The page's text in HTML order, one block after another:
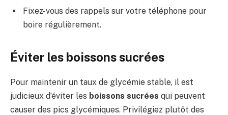
Fixez-vous des rappels sur votre téléphone pour
boire régulièrement.
Éviter les boissons sucrées
Pour maintenir un taux de glycémie stable, il est
judicieux d’éviter les boissons sucrées qui peuvent
causer des pics glycémiques. Privilégiez plutôt des